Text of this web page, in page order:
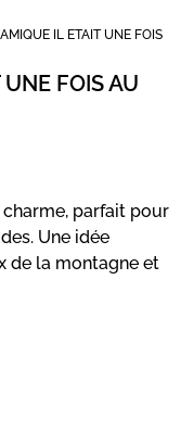
IL ETAIT UNE FOIS
FOIS AU
parfait pour
Une idée
de la montagne et